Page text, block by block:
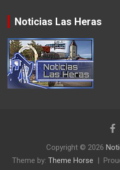
Noticias Las Heras
Copyright © 2026
Theme by: Theme Horse